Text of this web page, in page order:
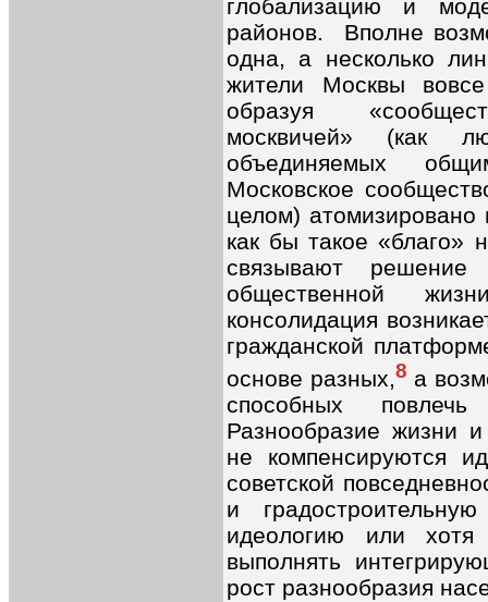
глобализацию и
районов. Вполне
одна, а несколько
жители Москвы
образуя
москвичей» (как
объединяемых
Московское
целом)
как бы такое «благо»
связывают
общественной
консолидация
гражданской
основе разных,8 а
способных
Разнообразие жизни
не компенсируются
советской
и
идеологию или
выполнять
рост разнообразия